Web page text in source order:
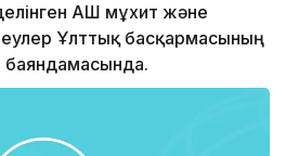
АҚШ мұхит және
Ұлттық басқармасының